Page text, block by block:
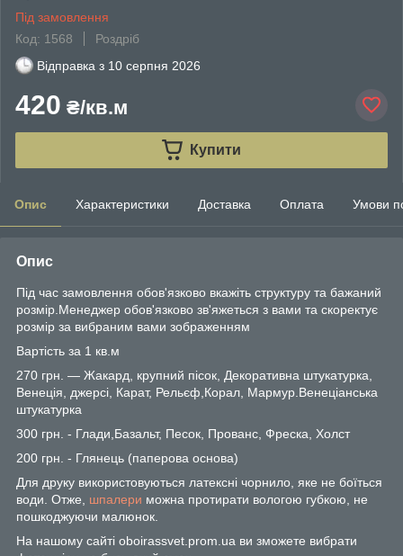
Під замовлення
Код: 1568
Роздріб
Відправка з 10 серпня 2026
420 ₴/кв.м
Купити
Опис Характеристики Доставка Оплата Умови
Опис
Під час замовлення обов'язково вкажіть структуру та бажаний
розмір.Менеджер обов'язково зв'яжеться з вами та скоректує
розмір за вибраним вами зображенням
Вартість за 1 кв.м
270 грн. — Жакард, крупний пісок, Декоративна штукатурка,
Венеція, джерсі, Карат, Рельєф,Корал, Мармур.Венеціанська
штукатурка
300 грн. - Глади,Базальт, Песок, Прованс, Фреска, Холст
200 грн. - Глянець (паперова основа)
Для друку використовуються латексні чорнило, яке не боїться
води. Отже, шпалери можна протирати вологою губкою, не
пошкоджуючи малюнок.
На нашому сайті oboirassvet.prom.ua ви зможете вибрати